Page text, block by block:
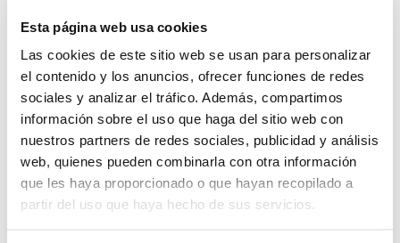
Esta página web usa cookies
Las cookies de este sitio web se usan para personalizar
el contenido y los anuncios, ofrecer funciones de redes
sociales y analizar el tráfico. Además, compartimos
información sobre el uso que haga del sitio web con
nuestros partners de redes sociales, publicidad y análisis
web, quienes pueden combinarla con otra información
que les haya proporcionado o que hayan recopilado a
partir del uso que haya hecho de sus servicios.
Cursos de Arbitraje: Suma
baloncesto
Se busca entrenad@res para
Senior Masc Zonal y
Femenino